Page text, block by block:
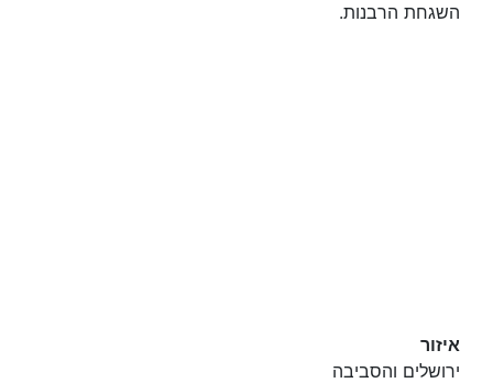
השגחת הרבנות.
איזור
ירושלים והסביבה